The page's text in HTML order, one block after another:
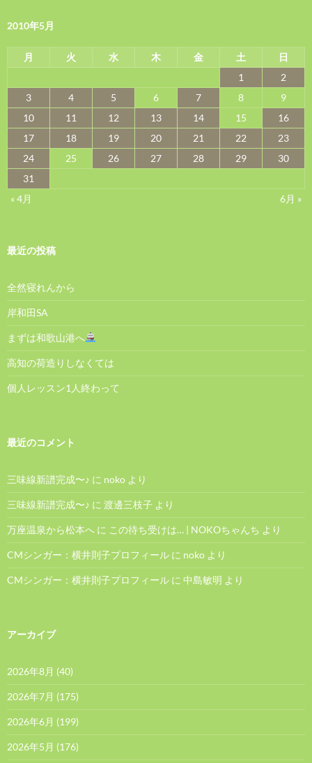
2010年5月
月 火 水 木 金 土
日
1
2
3
4 5 6 7 8
9
10
11 12 13 14 15
16
17
18 19 20 21 22
23
24
25 26 27 28 29
30
31
« 4月
6月 »
最近の投稿
全然寝れんから
岸和田SA
まずは和歌山港へ
高知の荷造りしなくては
個人レッスン1人終わって
最近のコメント
三味線新譜完成〜♪ に noko より
三味線新譜完成〜♪ に 渡邊三枝子 より
万座温泉から松本へ に この待ち受けは… | NOKOちゃんち より
CMシンガー：横井則子プロフィール に noko より
CMシンガー：横井則子プロフィール に 中島敏明 より
アーカイブ
2026年8月 (40)
2026年7月 (175)
2026年6月 (199)
2026年5月 (176)